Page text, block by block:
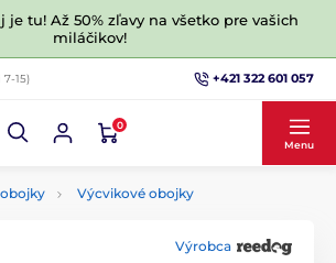
tu! Až 50% zľavy na všetko pre vašich
miláčikov!
7-15) +421 322 601 057
0
Menu
Výcvikové obojky
Výrobca